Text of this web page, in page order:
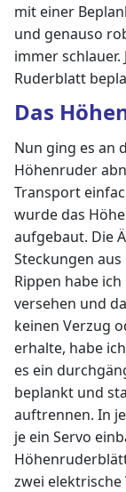
mit einer
und genauso
immer schlauer.
Ruderblatt
Das
Nun ging es an
Höhenruder
Transport
wurde das
aufgebaut. Die
Steckungen aus
Rippen habe
versehen und
keinen Verzug
erhalte, habe
es ein
beplankt und
auftrennen. In
je ein Servo
zwei